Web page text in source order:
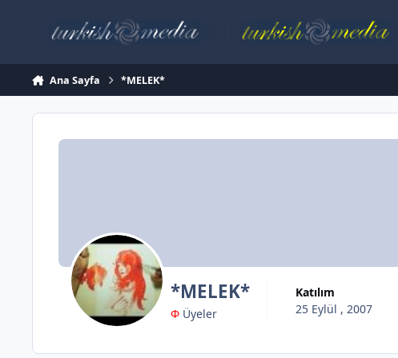
Ana Sayfa *MELEK*
*MELEK*
ΦÜyeler
Katılım
25 Eylül , 2007